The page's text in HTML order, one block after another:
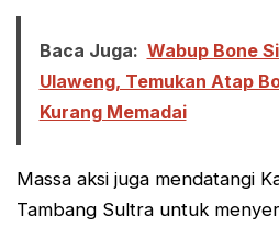
Baca Juga: Wabup Bone
Ulaweng, Temukan Atap
Kurang Memadai
Massa aksi juga mendatangi
Tambang Sultra untuk